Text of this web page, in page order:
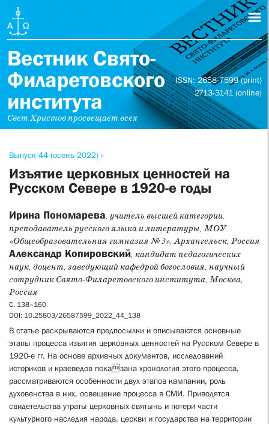
Вестник Свято-
Филаретовского
института
Свет Христов просвещает всех
ISSN: 2658-7599 (print)
2713-3141 (online)
Выпуск 44 (осень 2022) »
Изъятие церковных ценностей на
Русском Севере в 1920-е годы
Ирина Пономарева, учитель высшей категории,
преподаватель русского языка и литературы, МОУ
«Общеобразовательная гимназия № 3», Архангельск, Россия
Александр Копировский, кандидат педагогических
наук, доцент, заведующий кафедрой богословия, научный
сотрудник Свято-Филаретовского института, Москва,
Россия
С. 138–160
DOI: 10.25803/26587599_2022_44_138
В статье раскрываются предпосылки и описываются основные
этапы процесса изъятия церковных ценностей на Русском Севере в
1920-е гг. На основе архивных документов, исследований
историков и краеведов показана хронология этого процесса,
рассматриваются особенности двух этапов кампании, роль
духовенства в них, освещение процесса в СМИ. Приводятся
свидетельства утраты церковных святынь и потери части
культурного наследия народа, церкви и государства на территории